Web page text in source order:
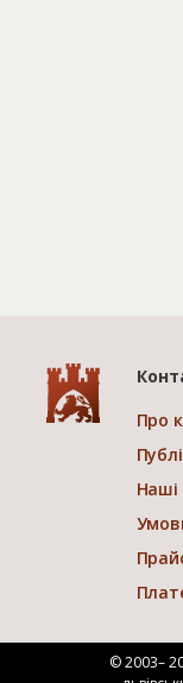
Про
Наші
© 2003–